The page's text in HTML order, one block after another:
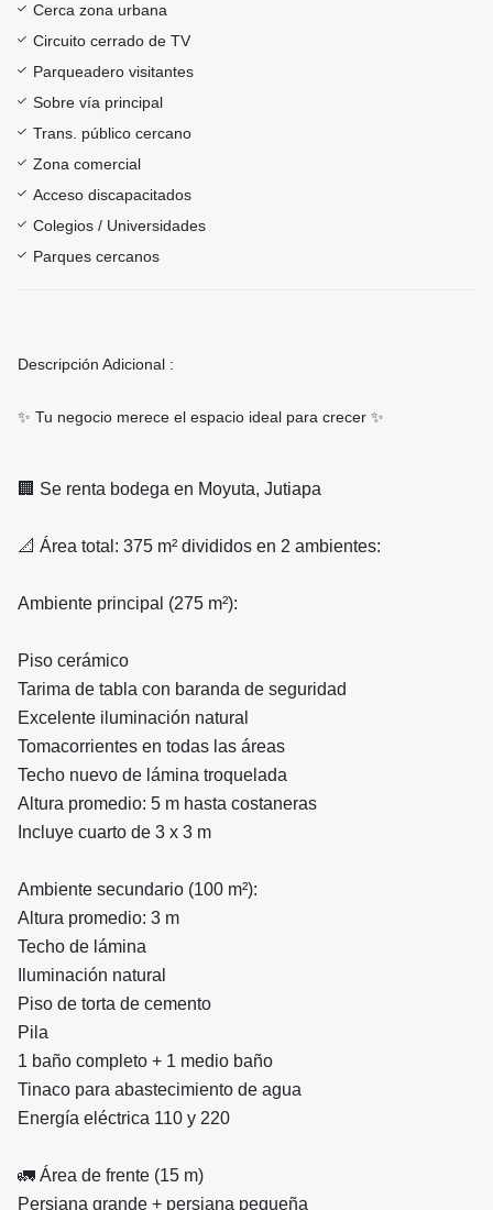
Cerca zona urbana
Circuito cerrado de TV
Parqueadero visitantes
Sobre vía principal
Trans. público cercano
Zona comercial
Acceso discapacitados
Colegios / Universidades
Parques cercanos
Descripción Adicional :
✨ Tu negocio merece el espacio ideal para crecer ✨
🏢 Se renta bodega en Moyuta, Jutiapa
📐 Área total: 375 m² divididos en 2 ambientes:
Ambiente principal (275 m²):
Piso cerámico
Tarima de tabla con baranda de seguridad
Excelente iluminación natural
Tomacorrientes en todas las áreas
Techo nuevo de lámina troquelada
Altura promedio: 5 m hasta costaneras
Incluye cuarto de 3 x 3 m
Ambiente secundario (100 m²):
Altura promedio: 3 m
Techo de lámina
Iluminación natural
Piso de torta de cemento
Pila
1 baño completo + 1 medio baño
Tinaco para abastecimiento de agua
Energía eléctrica 110 y 220
🚛 Área de frente (15 m)
Persiana grande + persiana pequeña